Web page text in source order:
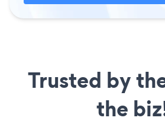
Trusted by
the